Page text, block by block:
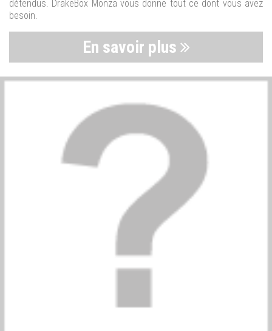
détendus. DrakeBox Monza vous donne tout ce dont vous avez
besoin.
En savoir plus